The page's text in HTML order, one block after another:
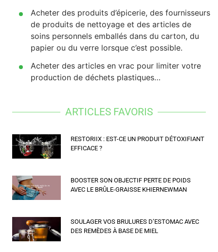
Acheter des produits d’épicerie, des fournisseurs
de produits de nettoyage et des articles de
soins personnels emballés dans du carton, du
papier ou du verre lorsque c’est possible.
Acheter des articles en vrac pour limiter votre
production de déchets plastiques…
ARTICLES FAVORIS
RESTORIIX : EST-CE UN PRODUIT DÉTOXIFIANT
EFFICACE ?
BOOSTER SON OBJECTIF PERTE DE POIDS
AVEC LE BRÛLE-GRAISSE KHIERNEWMAN
SOULAGER VOS BRULURES D’ESTOMAC AVEC
DES REMÈDES À BASE DE MIEL